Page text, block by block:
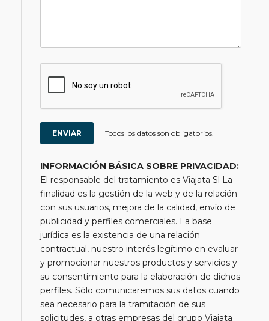
Todos los datos son obligatorios.
INFORMACIÓN BÁSICA SOBRE PRIVACIDAD:
El responsable del tratamiento es Viajata Sl La
finalidad es la gestión de la web y de la relación
con sus usuarios, mejora de la calidad, envío de
publicidad y perfiles comerciales. La base
jurídica es la existencia de una relación
contractual, nuestro interés legítimo en evaluar
y promocionar nuestros productos y servicios y
su consentimiento para la elaboración de dichos
perfiles. Sólo comunicaremos sus datos cuando
sea necesario para la tramitación de sus
solicitudes, a otras empresas del grupo Viajata